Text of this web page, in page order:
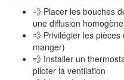
💨 Placer les bouches
une diffusion homogène
💨 Privilégier les
manger)
💨 Installer un
piloter la ventilation